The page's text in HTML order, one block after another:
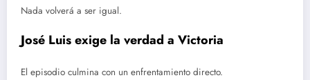
Nada volverá a ser igual.
José Luis exige la verdad a Victoria
El episodio culmina con un enfrentamiento directo.